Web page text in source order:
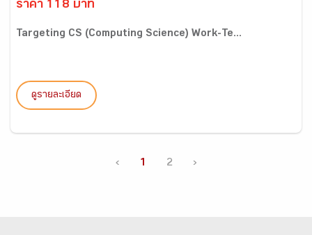
ราคา 118 บาท
Targeting CS (Computing Science) Work-Te...
ดูรายละเอียด
‹ 1 2 ›